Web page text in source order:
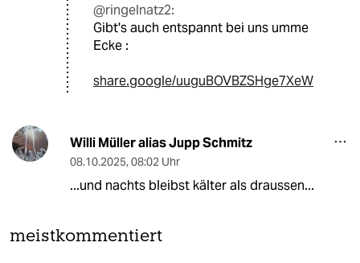
@ringelnatz2:
Gibt's auch entspannt bei uns umme
Ecke :
share.google/uuguBOVBZSHge7XeW
Willi Müller alias Jupp Schmitz
08.10.2025, 08:02 Uhr
...und nachts bleibst kälter als draussen...
meistkommentiert